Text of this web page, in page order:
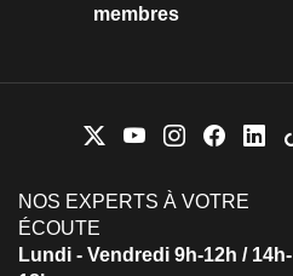
membres
NOS EXPERTS À VOTRE
ÉCOUTE
Lundi - Vendredi 9h-12h / 14h-